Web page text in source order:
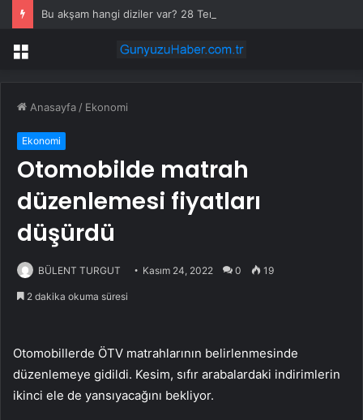
Menü
Anasayfa / Ekonomi
Ekonomi
Otomobilde matrah
düzenlemesi fiyatları
düşürdü
BÜLENT TURGUT Kasım 24, 2022 0 19
2 dakika okuma süresi
Otomobillerde ÖTV matrahlarının belirlenmesinde
düzenlemeye gidildi. Kesim, sıfır arabalardaki indirimlerin
ikinci ele de yansıyacağını bekliyor.